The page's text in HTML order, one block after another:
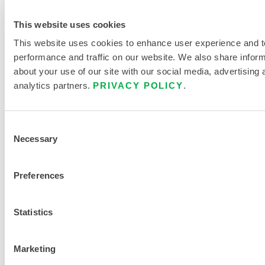
This website uses cookies
This website uses cookies to enhance user experience and
performance and traffic on our website. We also share
about your use of our site with our social media, advertising
analytics partners. PRIVACY POLICY.
Selection
Necessary
Preferences
Statistics
Marketing
n
z
e
INTERCEPTOR® PLUS